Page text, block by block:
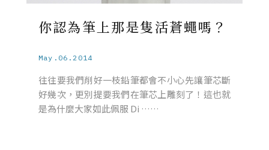
你認為筆上那是隻活蒼蠅嗎？
May.06.2014
往往要我們削好一枝鉛筆都會不小心先讓筆芯斷
好幾次，更別提要我們在筆芯上雕刻了！這也就
是為什麼大家如此佩服 Di ……